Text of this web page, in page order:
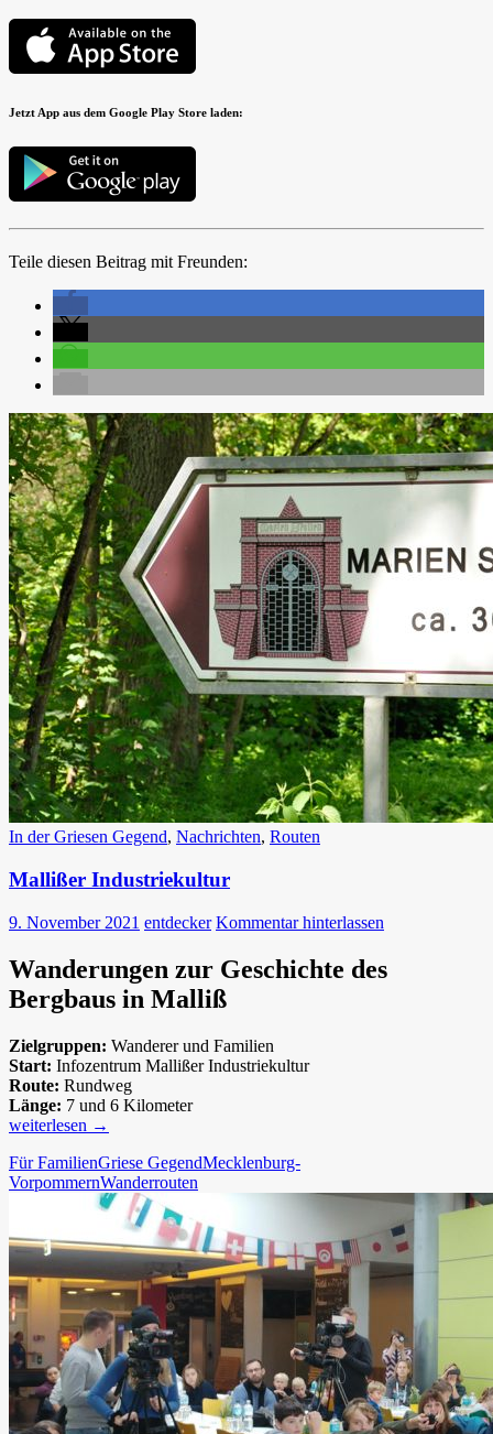
Jetzt App aus dem Google Play Store laden:
Teile diesen Beitrag mit Freunden:
In der Griesen Gegend, Nachrichten, Routen
Mallißer Industriekultur
9. November 2021 entdecker Kommentar hinterlassen
Wanderungen zur Geschichte des
Bergbaus in Malliß
Zielgruppen: Wanderer und Familien
Start: Infozentrum Mallißer Industriekultur
Route: Rundweg
Länge: 7 und 6 Kilometer
Mallißer
weiterlesen →
Für FamilienGriese GegendMecklenburg-
VorpommernWanderrouten